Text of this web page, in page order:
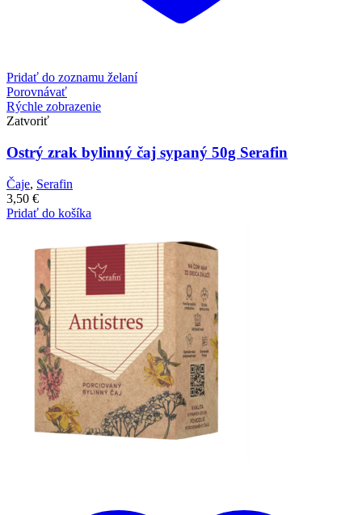
Pridať do zoznamu želaní
Porovnávať
Rýchle zobrazenie
Zatvoriť
Ostrý zrak bylinný čaj sypaný 50g Serafin
Čaje, Serafin
3,50 €
Pridať do košíka